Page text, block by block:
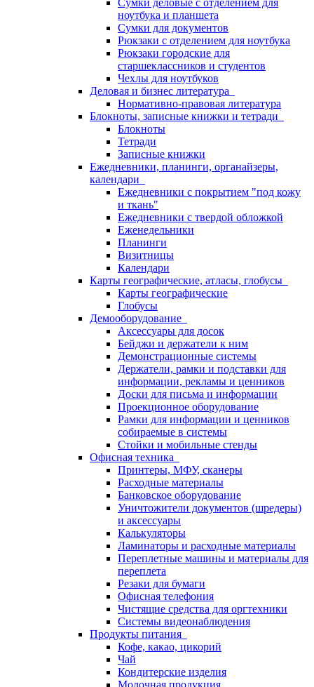
Сумки деловые с отделением для
ноутбука и планшета
Сумки для документов
Рюкзаки с отделением для ноутбука
Рюкзаки городские для
старшеклассников и студентов
Чехлы для ноутбуков
Деловая и бизнес литература
Нормативно-правовая литература
Блокноты, записные книжки и тетради
Блокноты
Тетради
Записные книжки
Ежедневники, планинги, органайзеры,
календари
Ежедневники с покрытием "под кожу
и ткань"
Ежедневники с твердой обложкой
Еженедельники
Планинги
Визитницы
Календари
Карты географические, атласы, глобусы
Карты географические
Глобусы
Демооборудование
Аксессуары для досок
Бейджи и держатели к ним
Демонстрационные системы
Держатели, рамки и подставки для
информации, рекламы и ценников
Доски для письма и информации
Проекционное оборудование
Рамки для информации и ценников
собираемые в системы
Стойки и мобильные стенды
Офисная техника
Принтеры, МФУ, сканеры
Расходные материалы
Банковское оборудование
Уничтожители документов (шредеры)
и аксессуары
Калькуляторы
Ламинаторы и расходные материалы
Переплетные машины и материалы для
переплета
Резаки для бумаги
Офисная телефония
Чистящие средства для оргтехники
Системы видеонаблюдения
Продукты питания
Кофе, какао, цикорий
Чай
Кондитерские изделия
Молочная продукция